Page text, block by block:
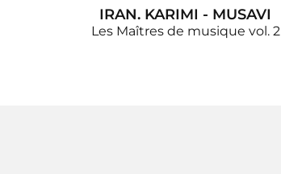
IRAN. KARIMI - MUSAVI
Les Maîtres de musique vol. 2